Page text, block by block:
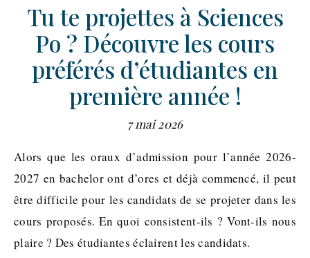
Tu te projettes à Sciences
Po ? Découvre les cours
préférés d’étudiantes en
première année !
7 mai 2026
Alors que les oraux d’admission pour l’année 2026-
2027 en bachelor ont d’ores et déjà commencé, il peut
être difficile pour les candidats de se projeter dans les
cours proposés. En quoi consistent-ils ? Vont-ils nous
plaire ? Des étudiantes éclairent les candidats.